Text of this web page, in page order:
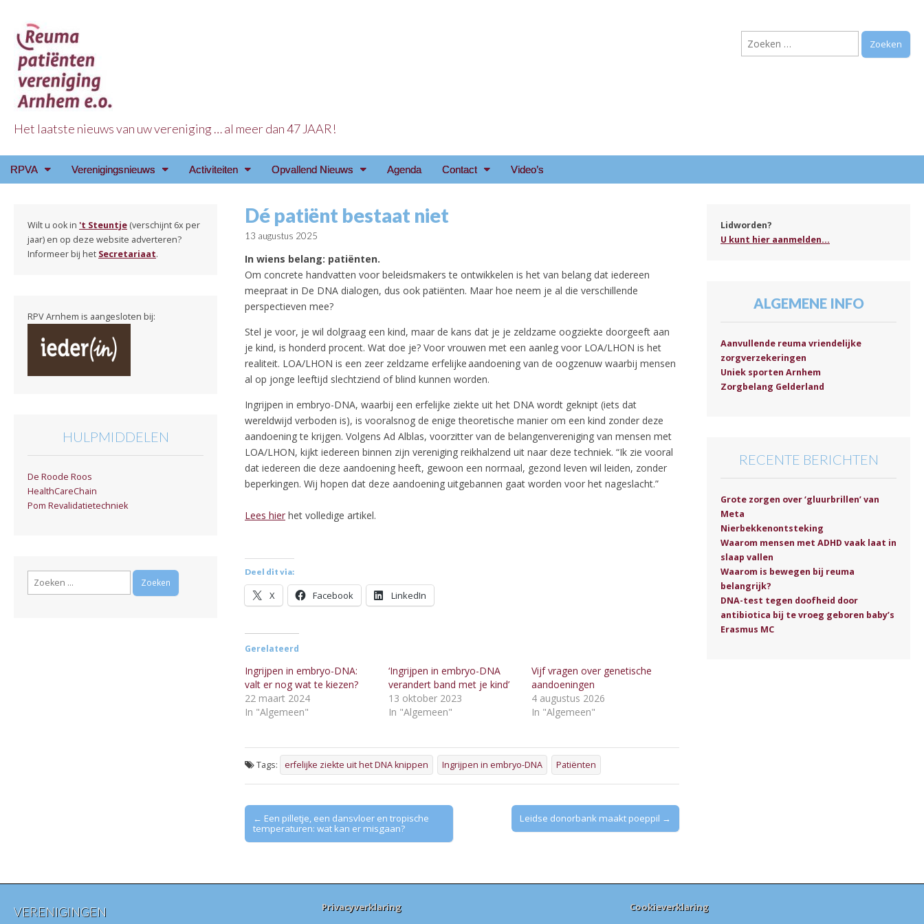
Reuma Patienten Vereniging Arnhem e.o.
Het laatste nieuws van uw vereniging … al meer dan 47 JAAR!
Zoeken
naar:
Main
Skip
RPVA Verenigingsnieuws Activiteiten Opvallend Nieuws Agenda Contact Video’s
Dé patiënt bestaat niet
13 augustus 2025
In wiens belang: patiënten.
Om concrete handvatten voor beleidsmakers te ontwikkelen is het van belang dat iedereen
meepraat in De DNA dialogen, dus ook patiënten. Maar hoe neem je al die verschillende
perspectieven mee?
Stel je voor, je wil dolgraag een kind, maar de kans dat je je zeldzame oogziekte doorgeeft aan
je kind, is honderd procent. Wat doe je? Voor vrouwen met een aanleg voor LOA/LHON is het
realiteit. LOA/LHON is een zeer zeldzame erfelijke aandoening van de oogzenuw waarbij mensen
al op jonge leeftijd slechtziend of blind kunnen worden.
Ingrijpen in embryo-DNA, waarbij een erfelijke ziekte uit het DNA wordt geknipt (iets dat
wereldwijd verboden is), is vooralsnog de enige theoretische manier om een kind zonder deze
aandoening te krijgen. Volgens Ad Alblas, voorzitter van de belangenvereniging van mensen met
LOA/LHON, kijkt iedereen binnen zijn vereniging reikhalzend uit naar deze techniek. “Ik zie vooral
dat iedereen die deze aandoening heeft, gewoon een normaal, gezond leven wil leiden, zonder
beperkingen. Wij hopen dat deze aandoening uitgebannen gaat worden voor het nageslacht.”
Lees hier het volledige artikel.
Deel dit via:
X Facebook LinkedIn
Gerelateerd
Ingrijpen in embryo-DNA:
valt er nog wat te kiezen?
22 maart 2024
In "Algemeen"
‘Ingrijpen in embryo-DNA
verandert band met je kind’
13 oktober 2023
In "Algemeen"
Vijf vragen over genetische
aandoeningen
4 augustus 2026
In "Algemeen"
Tags: erfelijke ziekte uit het DNA knippen Ingrijpen in embryo-DNA Patiënten
Post
navigation
← Een pilletje, een dansvloer en tropische
temperaturen: wat kan er misgaan?
Leidse donorbank maakt poeppil →
Wilt u ook in 't Steuntje (verschijnt 6x per
jaar) en op deze website adverteren?
Informeer bij het Secretariaat.
RPV Arnhem is aangesloten bij:
HULPMIDDELEN
De Roode Roos
HealthCareChain
Pom Revalidatietechniek
Zoeken
Lidworden?
U kunt hier aanmelden...
ALGEMENE INFO
Aanvullende reuma vriendelijke
zorgverzekeringen
Uniek sporten Arnhem
Zorgbelang Gelderland
RECENTE BERICHTEN
Grote zorgen over ‘gluurbrillen’ van
Meta
Nierbekkenontsteking
Waarom mensen met ADHD vaak laat in
slaap vallen
Waarom is bewegen bij reuma
belangrijk?
DNA-test tegen doofheid door
antibiotica bij te vroeg geboren baby’s
Erasmus MC
VERENIGINGEN Privacyverklaring Cookieverklaring